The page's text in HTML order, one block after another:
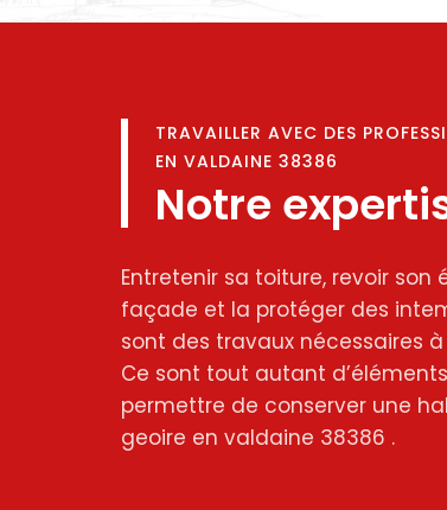
TRAVAILLER AVEC DES
EN VALDAINE 38386
Notre
Entretenir sa toiture, revoir
façade et la protéger des
sont des travaux nécessaires
Ce sont tout autant
permettre de conserver une
geoire en valdaine 38386 .